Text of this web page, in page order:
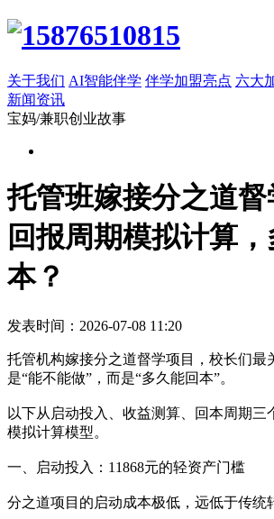
关于我们 AI智能伴学 伴学加盟亮点 六大
新闻资讯
宝妈/兼职创业故事
托管班嫁接分之道
回报周期模拟计算
本？
发表时间：2026-07-08 11:20
托管机构嫁接分之道督学项目，校长们最
是“能不能做”，而是“多久能回本”。
以下从启动投入、收益测算、回本周期三
模拟计算模型。
一、启动投入：11868元的轻资产门槛
分之道项目的启动成本极低，远低于传统